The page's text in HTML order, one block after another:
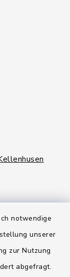
notwendige
unserer
zur Nutzung
abgefragt.